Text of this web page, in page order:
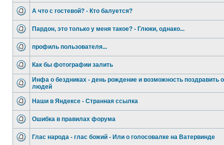
А что с гостевой? - Кто балуется?
Пардон, это только у меня такое? - Глюки, однако...
профиль пользователя...
Как бы фотографии залить
Инфа о бездниках - день рождение и возможность
людей
Наши в Яндексе - Странная ссылка
Ошибка в правилах форума
Глас народа - глас божий - Или о голосовалке на Ватервинде